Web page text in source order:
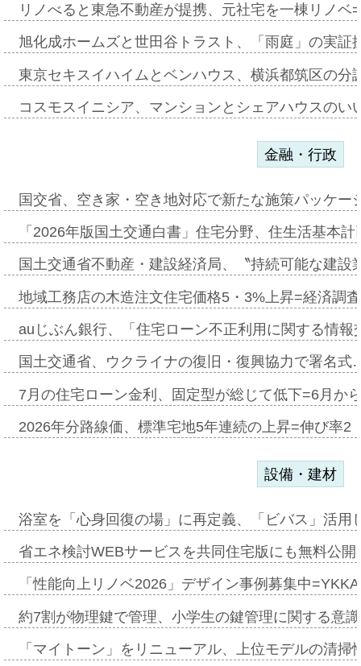
リノべると東急不動産が提携、元社宅を一棟リノ
旭化成ホームズと世田谷トラスト、「雨庭」の実
東京セキスイハイムとベンハウス、横浜都筑区の
コスモスイニシア、マンションとシェアハウスの
金融・行政
国交省、空き家・空き地対応で新たな施策パッケ
「2026年版国土交通白書」住宅分野、住生活基本
国土交通省不動産・建設経済局、〝持続可能な建
地域工務店の木造注文住宅価格5・3%上昇=経済調
auじぶん銀行、「住宅ローン不正利用に関する情
国土交通省、ウクライナの復旧・復興協力で署名
7月の住宅ローン金利、固定型が総じて低下=6月か
2026年分路線価、標準宅地5年連続の上昇=伸び率
設備・建材
浴室を「心身回復の場」に再定義、「ビバス」活
省エネ検討WEBサービスを共同住宅版にも無料公
「性能向上リノベ2026」デザイン事例募集中
約7割が物理鍵で管理、小学生の鍵管理に関する意
「マイトーン」をリニューアル、上位モデルの清